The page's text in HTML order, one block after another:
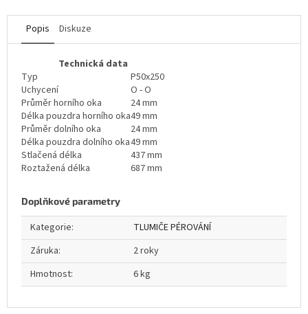
Popis Diskuze
Technická data
Typ
P50x250
Uchycení
O - O
Průměr horního oka
24 mm
Délka pouzdra horního oka49 mm
Průměr dolního oka
24 mm
Délka pouzdra dolního oka49 mm
Stlačená délka
437 mm
Roztažená délka
687 mm
Doplňkové parametry
Kategorie:
TLUMIČE PÉROVÁNÍ
Záruka:
2 roky
Hmotnost: 6 kg